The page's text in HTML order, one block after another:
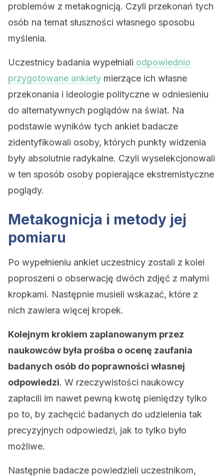
problemów z metakognicją. Czyli przekonań tych
osób na temat słuszności własnego sposobu
myślenia.
Uczestnicy badania wypełniali odpowiednio
przygotowane ankiety mierzące ich własne
przekonania i ideologie polityczne w odniesieniu
do alternatywnych poglądów na świat. Na
podstawie wyników tych ankiet badacze
zidentyfikowali osoby, których punkty widzenia
były absolutnie radykalne. Czyli wyselekcjonowali
w ten sposób osoby popierające ekstremistyczne
poglądy.
Metakognicja i metody jej
pomiaru
Po wypełnieniu ankiet uczestnicy zostali z kolei
poproszeni o obserwację dwóch zdjęć z małymi
kropkami. Następnie musieli wskazać, które z
nich zawiera więcej kropek.
Kolejnym krokiem zaplanowanym przez
naukowców była prośba o ocenę zaufania
badanych osób do poprawności własnej
odpowiedzi. W rzeczywistości naukowcy
zapłacili im nawet pewną kwotę pieniędzy tylko
po to, by zachęcić badanych do udzielenia tak
precyzyjnych odpowiedzi, jak to tylko było
możliwe.
Następnie badacze powiedzieli uczestnikom,